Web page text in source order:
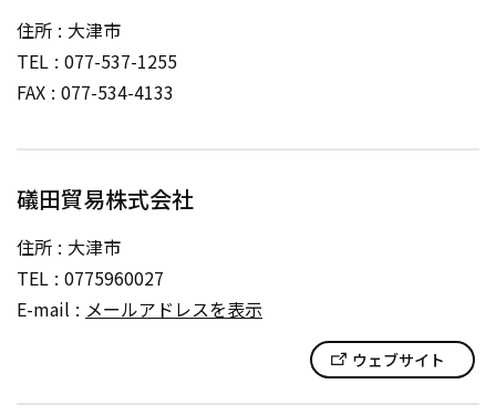
住所
大津市
TEL 077-537-1255
FAX 077-534-4133
礒田貿易株式会社
住所
大津市
TEL 0775960027
E-mail
メールアドレスを表示
ウェブサイト